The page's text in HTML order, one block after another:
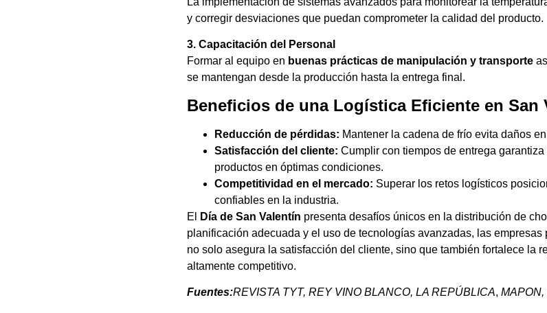
y corregir desviaciones que puedan comprometer la calidad del producto.
3. Capacitación del Personal
Formar al equipo en buenas prácticas de manipulación y transporte
se mantengan desde la producción hasta la entrega final.
Beneficios de una Logística Eficiente en San
Reducción de pérdidas: Mantener la cadena de frío evita daños
Satisfacción del cliente: Cumplir con tiempos de entrega
productos en óptimas condiciones.
Competitividad en el mercado: Superar los retos logísticos
confiables en la industria.
El
Día de San Valentín presenta desafíos únicos en la distribución de
planificación adecuada y el uso de tecnologías avanzadas, las
no solo asegura la satisfacción del cliente, sino que también fortalece la
altamente competitivo.
Fuentes:REVISTA TYT, REY VINO BLANCO, LA REPÚBLICA, MAPON,